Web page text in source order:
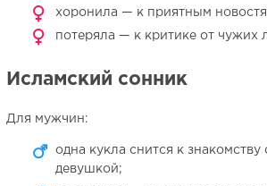
хоронила — к приятным
потеряла — к критике от чужих
Исламский сонник
Для мужчин:
одна кукла снится к знакомству
девушкой;